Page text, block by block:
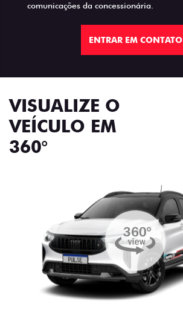
comunicações da concessionária.
ENTRAR EM CONTATO
VISUALIZE O
VEÍCULO EM
360°